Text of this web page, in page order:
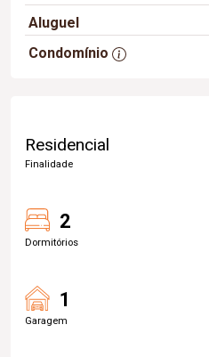
Aluguel
Condomínio
Residencial
Finalidade
2
Dormitórios
1
Garagem